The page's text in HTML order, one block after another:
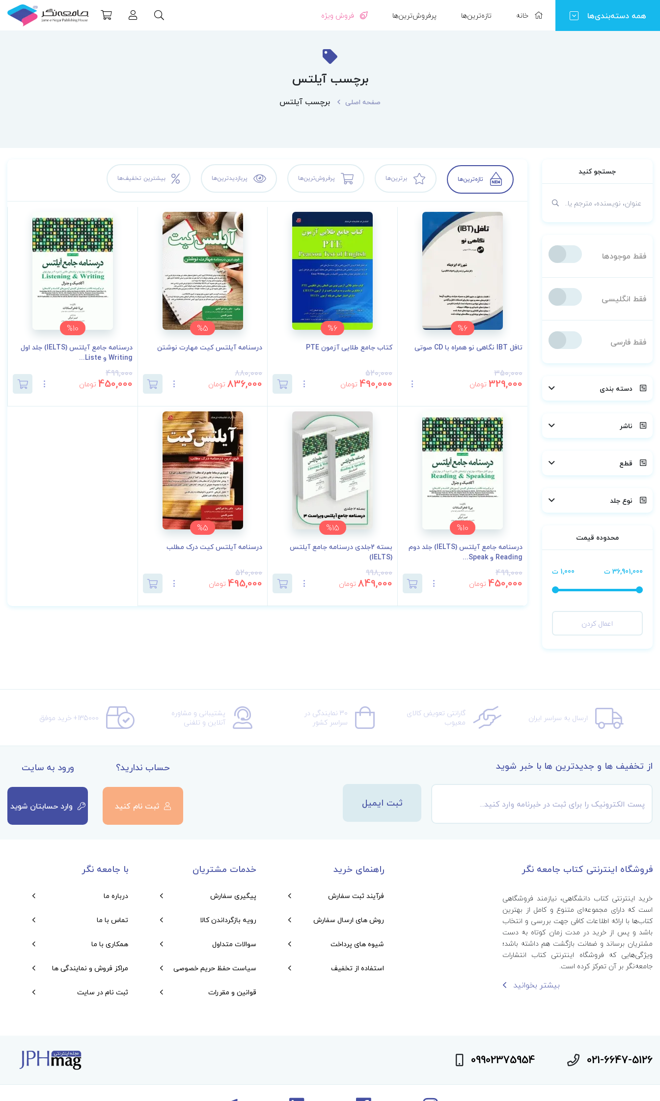
همه دسته‌بندی‌ها خانه تازه‌ترین‌ها پرفروش‌ترین‌ها فروش ویژه
برچسب آیلتس
صفحه اصلی برچسب آیلتس
جستجو کنید
فقط موجودها
فقط انگلیسی
فقط فارسی
دسته بندی
ناشر
قطع
نوع جلد
محدوده قیمت
1,000 ت 36,901,000 ت
اعمال کردن
تازه‌ترین‌ها برترین‌ها پرفروش‌ترین‌ها پربازدیدترین‌ها بیشترین تخفیف‌ها
%6
تافل IBT نگاهی نو همراه با CD صوتی
350,000
329,000 تومان
%6
کتاب جامع طلایی آزمون PTE
520,000
490,000 تومان
%5
درسنامه آیلتس کیت مهارت نوشتن
880,000
836,000 تومان
%10
درسنامه جامع آیلتس (IELTS) جلد اول
Writing و Liste...
499,000
450,000 تومان
%10
درسنامه جامع آیلتس (IELTS) جلد دوم
Reading و Speak...
499,000
450,000 تومان
%15
بسته 2جلدی درسنامه جامع آیلتس
(IELTS)
998,000
849,000 تومان
%5
درسنامه آیلتس کیت درک مطلب
520,000
495,000 تومان
ارسال به سراسر ایران گارانتی تعویض کالای
معیوب
30 نمایندگی در
سراسر کشور
پشتیبانی و مشاوره
آنلاین و تلفنی 135000+ خرید موفق
از تخفیف ها و جدیدترین ها با خبر شوید
ثبت ایمیل
ورود به سایت
وارد حسابتان شوید
حساب ندارید؟
ثبت نام کنید
فروشگاه اینترنتی کتاب جامعه نگر
خرید اینترنتی کتاب‌ دانشگاهی، نیازمند فروشگاهی
است که دارای مجموعه‌ای متنوع و کامل از بهترین
کتاب‌ها با ارائه اطلاعات کافی جهت بررسی و انتخاب
باشد و پس از خرید در مدت زمان کوتاه به دست
مشتریان برساند و ضمانت بازگشت هم داشته باشد؛
ویژگی‌هایی که فروشگاه اینترنتی کتاب انتشارات
جامعه‌نگر بر آن تمرکز کرده است.
بیشتر بخوانید
راهنمای خرید
فرآیند ثبت سفارش
روش های ارسال سفارش
شیوه های پرداخت
استفاده از تخفیف
خدمات مشتریان
پیگیری سفارش
رویه بازگرداندن کالا
سوالات متداول
سیاست حفظ حریم خصوصی
قوانین و مقررات
با جامعه نگر
درباره ما
تماس با ما
همکاری با ما
مراکز فروش و نمایندگی ها
ثبت نام در سایت
021-6647-5126
09902375954